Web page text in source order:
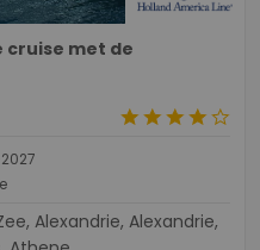
cruise met de
starstarstarstarstar_border